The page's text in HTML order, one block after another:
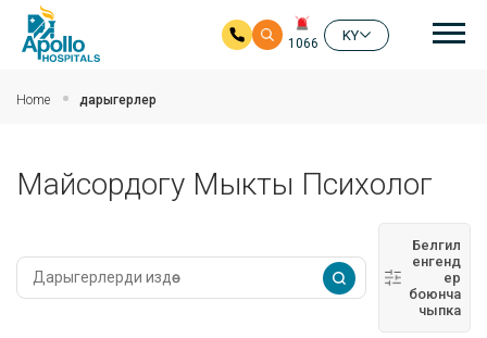
1066
KY
Home дарыгерлер
Майсордогу Мыкты Психолог
Белгил
енгенд
ер
боюнча
чыпка